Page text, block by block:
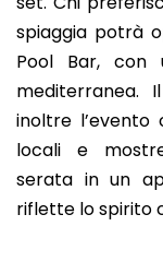
spiaggia potrà
Pool Bar, con
mediterranea.
inoltre
locali e
serata in un
riflette lo spirito